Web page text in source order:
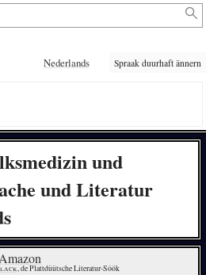
Nederlands Spraak duurhaft ännern
und
und Literatur
Amazon
, de Plattdüütsche Literatur-Söök